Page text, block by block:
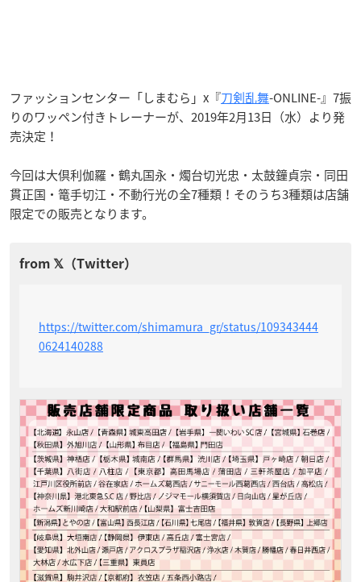
ファッションセンター「しまむら」x『刀剣乱舞-ONLINE-』7振
りのワッペン付きトレーナーが、2019年2月13日（水）より発
売決定！
今回は大倶利伽羅・鶴丸国永・燭台切光忠・太鼓鐘貞宗・同田
貫正国・篭手切江・不動行光の全7種類！そのうち3種類は店舗
限定での販売となります。
https://twitter.com/shimamura_gr/status/109343444
0624140288